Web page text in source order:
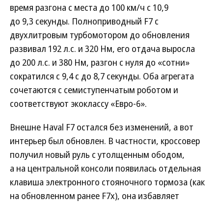
время разгона с места до 100 км/ч с 10,9
до 9,3 секунды. Полноприводный F7 с
двухлитровым турбомотором до обновления
развивал 192 л.с. и 320 Нм, его отдача выросла
до 200 л.с. и 380 Нм, разгон с нуля до «сотни»
сократился с 9,4 с до 8,7 секунды. Оба агрегата
сочетаются с семиступенчатым роботом и
соответствуют экоклассу «Евро-6».
Внешне Haval F7 остался без изменений, а вот
интерьер был обновлен. В частности, кроссовер
получил новый руль с утолщенным ободом,
а на центральной консоли появилась отдельная
клавиша электронного стояночного тормоза (как
на обновленном ранее F7x), она избавляет